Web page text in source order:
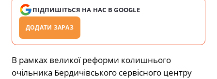
ПІДПИШІТЬСЯ НА НАС В GOOGLE
ДОДАТИ ЗАРАЗ
В рамках великої реформи колишнього
очільника Бердичівського сервісного центру